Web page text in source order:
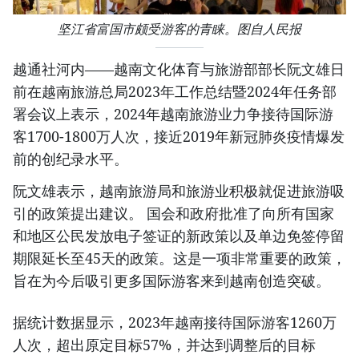
坚江省富国市颇受游客的青睐。图自人民报
越通社河内——越南文化体育与旅游部部长阮文雄日
前在越南旅游总局2023年工作总结暨2024年任务部
署会议上表示，2024年越南旅游业力争接待国际游
客1700-1800万人次，接近2019年新冠肺炎疫情爆发
前的创纪录水平。
阮文雄表示，越南旅游局和旅游业积极就促进旅游吸
引的政策提出建议。 国会和政府批准了向所有国家
和地区公民发放电子签证的新政策以及单边免签停留
期限延长至45天的政策。这是一项非常重要的政策，
旨在为今后吸引更多国际游客来到越南创造突破。
据统计数据显示，2023年越南接待国际游客1260万
人次，超出原定目标57%，并达到调整后的目标